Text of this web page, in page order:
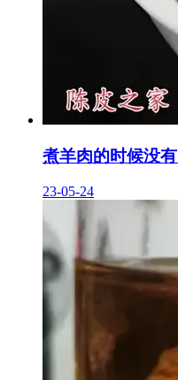
煮羊肉的时候没
23-05-24